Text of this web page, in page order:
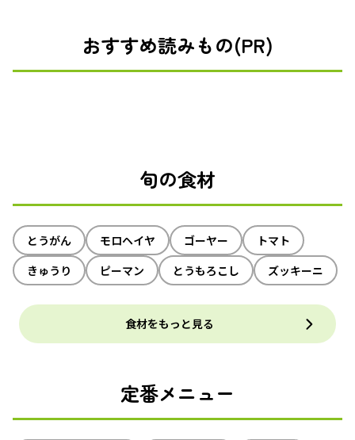
おすすめ読みもの(PR)
旬の食材
とうがん モロヘイヤ ゴーヤー
トマト
きゅうり
ピーマン とうもろこし ズッキーニ
食材をもっと見る
定番メニュー